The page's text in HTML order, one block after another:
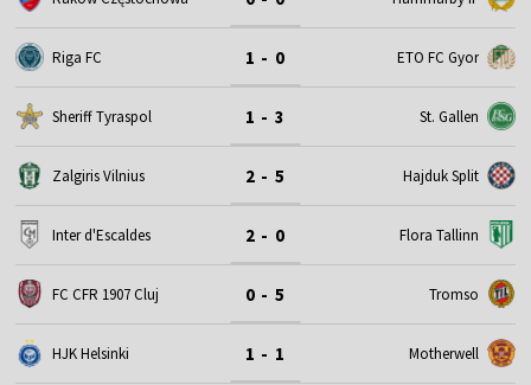
Riga FC 1 - 0 ETO FC Gyor
Sheriff Tyraspol 1 - 3 St. Gallen
Zalgiris Vilnius 2 - 5 Hajduk Split
Inter d'Escaldes 2 - 0 Flora Tallinn
FC CFR 1907 Cluj 0 - 5 Tromso
HJK Helsinki 1 - 1 Motherwell